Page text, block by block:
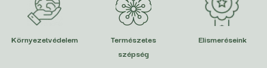
Környezetvédelem
Természetes
szépség
Elismeréseink